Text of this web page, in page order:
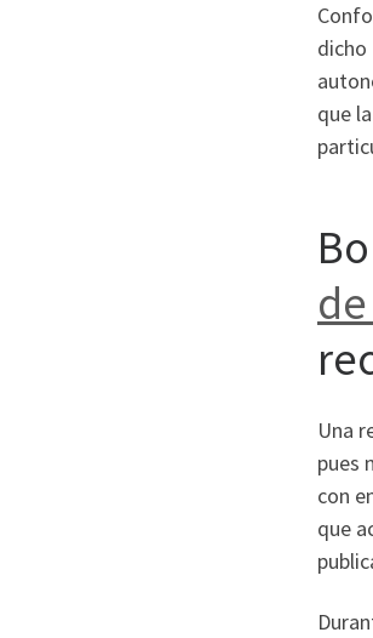
dicho
que
Una
pues
con
que